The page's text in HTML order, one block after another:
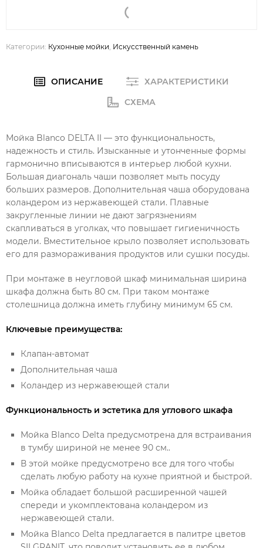
Категории: Кухонные мойки, Искусственный камень
ОПИСАНИЕ
ХАРАКТЕРИСТИКИ
СХЕМА
Мойка Blanco DELTA II — это функциональность,
надежность и стиль. Изысканные и утонченные формы
гармонично вписываются в интерьер любой кухни.
Большая диагональ чаши позволяет мыть посуду
больших размеров. Дополнительная чаша оборудована
коландером из нержавеющей стали. Плавные
закругленные линии не дают загрязнениям
скапливаться в уголках, что повышает гигиеничность
модели. Вместительное крыло позволяет использовать
его для размораживания продуктов или сушки посуды.
При монтаже в неугловой шкаф минимальная ширина
шкафа должна быть 80 см. При таком монтаже
столешница должна иметь глубину минимум 65 см.
Ключевые преимущества:
Клапан-автомат
Дополнительная чаша
Коландер из нержавеющей стали
Функциональность и эстетика для углового шкафа
Мойка Blanco Delta предусмотрена для встраивания
в тумбу шириной не менее 90 см..
В этой мойке предусмотрено все для того чтобы
сделать любую работу на кухне приятной и быстрой.
Мойка обладает большой расширенной чашей
спереди и укомплектована коландером из
нержавеющей стали.
Мойка Blanco Delta предлагается в палитре цветов